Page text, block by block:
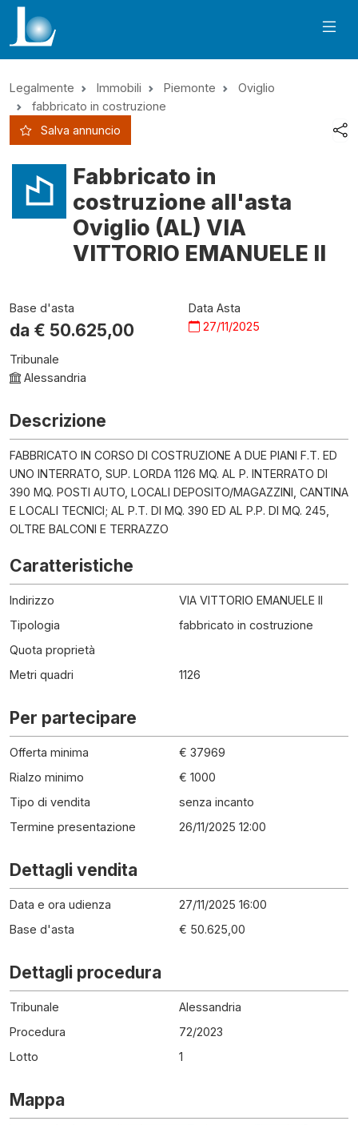
Legalmente Immobili Piemonte
Oviglio
fabbricato in costruzione
Salva annuncio
Fabbricato in
costruzione all'asta
Oviglio (AL) VIA
VITTORIO EMANUELE II
Base d'asta
da € 50.625,00
Data Asta
27/11/2025
Tribunale
Alessandria
Descrizione
FABBRICATO IN CORSO DI COSTRUZIONE A DUE PIANI F.T. ED
UNO INTERRATO, SUP. LORDA 1126 MQ. AL P. INTERRATO DI
390 MQ. POSTI AUTO, LOCALI DEPOSITO/MAGAZZINI, CANTINA
E LOCALI TECNICI; AL P.T. DI MQ. 390 ED AL P.P. DI MQ. 245,
OLTRE BALCONI E TERRAZZO
Caratteristiche
Indirizzo
VIA VITTORIO EMANUELE II
Tipologia
fabbricato in costruzione
Quota proprietà
Metri quadri
1126
Per partecipare
Offerta minima
€ 37969
Rialzo minimo
€ 1000
Tipo di vendita
senza incanto
Termine presentazione
26/11/2025 12:00
Dettagli vendita
Data e ora udienza
27/11/2025 16:00
Base d'asta
€ 50.625,00
Dettagli procedura
Tribunale
Alessandria
Procedura
72/2023
Lotto
1
Mappa